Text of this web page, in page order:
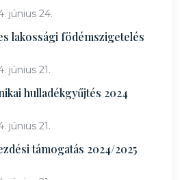
június 24.
lakossági födémszigetelés
június 21.
hulladékgyűjtés 2024
június 21.
támogatás 2024/2025